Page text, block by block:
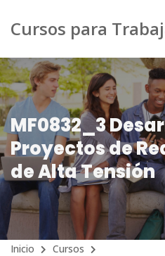
Cursos para
MF0832_3
Proyectos de
de Alta Tensión
Inicio
Cursos